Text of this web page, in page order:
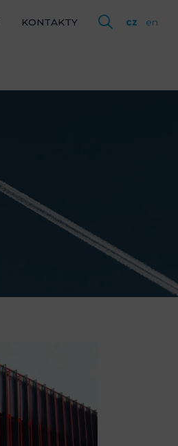
KONTAKTY cz en